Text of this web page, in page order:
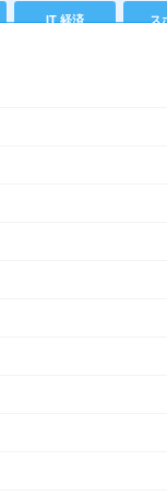
IT 経済 ス